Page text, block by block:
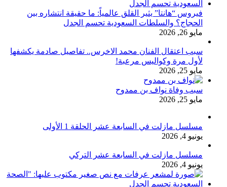
فيروس “هانتا” يثير القلق عالمياً: ما حقيقة انتشاره بين
الحجاج؟ والسلطات السعودية تحسم الجدل
مايو 26, 2026
سبب اعتقال الفنان محمد الاخرس.. تفاصيل صادمة يكشفها
لأول مرة وكواليس مرعبة!
مايو 25, 2026
سبب وفاة نواف بن ممدوح
مايو 25, 2026
مسلسل مازلت في السابعة عشر الحلقة 1 الأولى
يونيو 4, 2026
مسلسل مازلت في السابعة عشر التركي
يونيو 4, 2026